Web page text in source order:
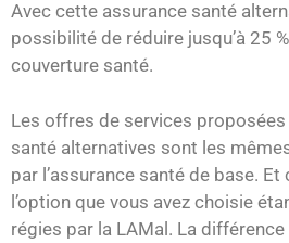
Avec cette assurance santé
possibilité de réduire jusqu’à 25
couverture santé.
Les offres de services
santé alternatives sont les
par l’assurance santé de base.
l’option que vous avez choisie
régies par la LAMal. La